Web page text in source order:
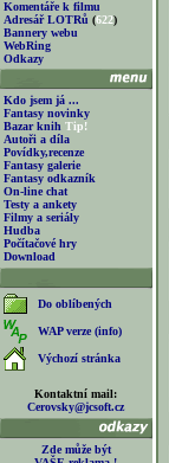
Komentáře k filmu
Adresář LOTRů (622)
Bannery webu
WebRing
Odkazy
Kdo jsem já ...
Fantasy novinky
Bazar knih Tip!
Autoři a díla
Povídky,recenze
Fantasy galerie
Fantasy odkazník
On-line chat
Testy a ankety
Filmy a seriály
Hudba
Počítačové hry
Download
Do oblíbených
WAP verze (info)
Výchozí stránka
Kontaktní mail:
Cerovsky@jcsoft.cz
Zde může být